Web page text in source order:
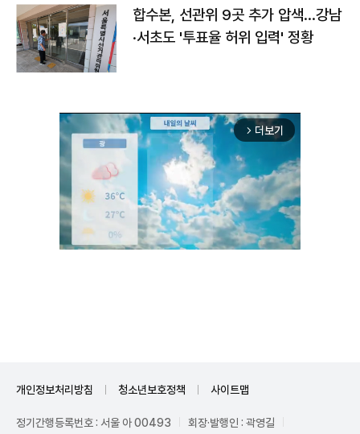
합수본, 선관위 9곳 추가 압색…강남
·서초도 '투표율 허위 입력' 정황
arrow_forward_ios 더보기
개인정보처리방침 청소년보호정책 사이트맵
정기간행등록번호 : 서울 아 00493 회장·발행인 : 곽영길